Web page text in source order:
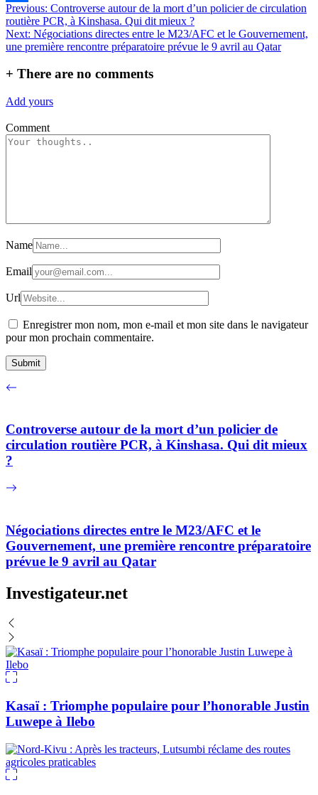
Partager
Navigation
de
l’article
Previous: Controverse autour de la mort d’un policier de circulation
routière PCR, à Kinshasa. Qui dit mieux ?
Next: Négociations directes entre le M23/AFC et le Gouvernement,
une première rencontre préparatoire prévue le 9 avril au Qatar
+ There are no comments
Add yours
Comment
Name
Email
Url
Enregistrer mon nom, mon e-mail et mon site dans le navigateur
pour mon prochain commentaire.
Controverse autour de la mort d’un policier de
circulation routière PCR, à Kinshasa. Qui dit mieux
?
Négociations directes entre le M23/AFC et le
Gouvernement, une première rencontre préparatoire
prévue le 9 avril au Qatar
Investigateur.net
Kasaï : Triomphe populaire pour l’honorable Justin
Luwepe à Ilebo